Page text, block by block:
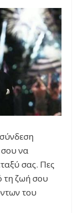
σου να
σας. Πες
τη ζωή σου
του